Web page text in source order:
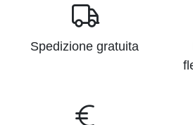
Spedizione gratuita